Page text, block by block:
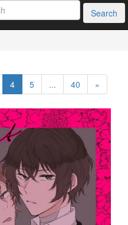
Search
4 5 ... 40 »